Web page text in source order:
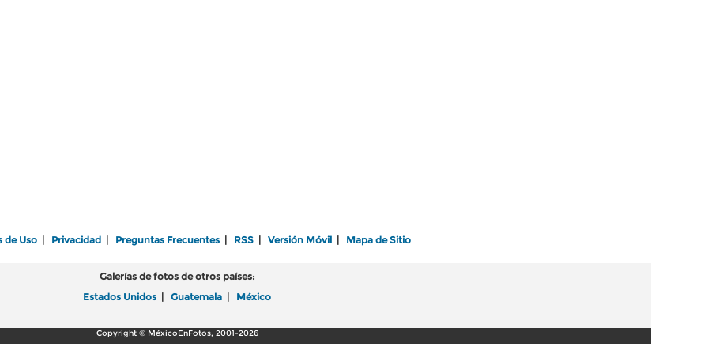
de Uso Privacidad Preguntas Frecuentes RSS Versión Móvil Mapa de Sitio
Galerías de fotos de otros países:
Estados Unidos
Guatemala México
Copyright © MéxicoEnFotos, 2001-2026